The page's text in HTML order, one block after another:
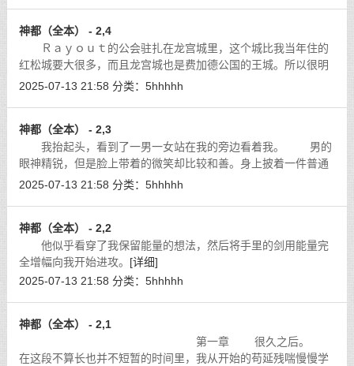
神都（全本） - 2,4
Ｒａｙｏｕｔ的公会驻扎在龙宫城里，这个城比我当年住的
红松城要大很多，而且龙宫城也是费加德公国的王城。所以很明
显的，Ｒａｙｏｕｔ的财力非常可观，否则也没办法竞拍到这种
2025-07-13 21:58 分类： 5hhhhh
神都（全本） - 2,3
我抬起头，看到了一男一女站在我的旁边看着我。 男的
眼神精锐，但是脸上带着的微笑却比较和善。身上披着一件普通
的长袍，将铠甲和装备都藏在下面，让人无法猜测他的等级。
2025-07-13 21:58 分类： 5hhhhh
神都（全本） - 2,2
他似乎看穿了我保留能量的想法，然后将手里的剑用能量完
全增幅向我开始进攻。 [详细]
2025-07-13 21:58 分类： 5hhhhh
神都（全本） - 2,1
第一章 很久之后。
在这段不算长也并不短暂的时间里，我从开始的苟延残喘慢慢学